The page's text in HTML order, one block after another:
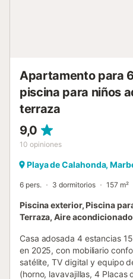
Apartamento para
piscina para niños
terraza
9,0
10 opiniones
Playa de Calahonda,
6 pers. 3 dormitorios 157 m²
Piscina exterior, Piscina
Terraza, Aire
Casa adosada 4 estancias
en 2025, con mobiliario
satélite, TV digital y equipo
(horno, lavavajillas, 4 Placas